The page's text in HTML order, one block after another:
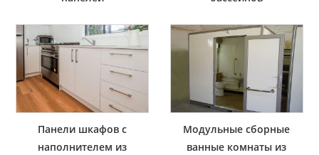
Панели шкафов с
наполнителем из
Модульные сборные
ванные комнаты из